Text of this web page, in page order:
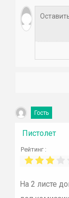
Гость
Пистолет
Рейтинг :
На 2 листе